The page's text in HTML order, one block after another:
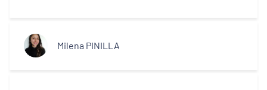
Milena PINILLA